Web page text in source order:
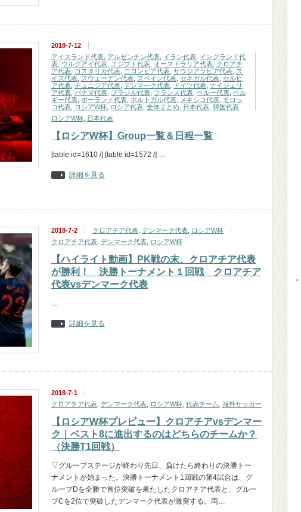
2018-7-12
アイスランド代表 アルゼンチン代表 イラン代表 イングランド代
表 ウルグアイ代表 エジプト代表 オーストラリア代表 クロアチ
ア代表
コスタリカ代表 コロンビア代表 サウジアラビア代表 ス
イス代表 スウェーデン代表 スペイン代表 セネガル代表 セルビ
ア代表 チュニジア代表 デンマーク代表 ドイツ代表 ナイジェリ
ア代表 パナマ代表 ブラジル代表 フランス代表 ペルー代表 ベル
ギー代表 ポーランド代表 ポルトガル代表 メキシコ代表 モロッ
コ代表
ロシアW杯 ロシア代表 全体まとめ 日本代表 韓国代表
ロシアW杯 日本代表
【ロシアW杯】Group一覧＆日程一覧
[table id=1610 /] [table id=1572 /] …
詳細を見る
2018-7-2 クロアチア代表 デンマーク代表
ロシアW杯
クロアチア代表 デンマーク代表 ロシアW杯
【ハイライト動画】PK戦の末、クロアチア代表
が勝利！ 決勝トーナメント１回戦 クロアチア
代表vsデンマーク代表
…
詳細を見る
2018-7-1
クロアチア代表 デンマーク代表 ロシアW杯 代表チーム 海外サッカー
【ロシアW杯プレビュー】クロアチアvsデンマー
ク｜ベスト8に進出するのはどちらのチームか？
（決勝T1回戦）
▽グループステージが終わり先日、負けたら終わりの決勝トー
ナメントが始まった。決勝トーナメント1回戦の第4試合は、グ
ループDを全勝で首位突破を果たしたクロアチア代表と、グルー
プCを2位で突破したデンマーク代表が激突する。両…